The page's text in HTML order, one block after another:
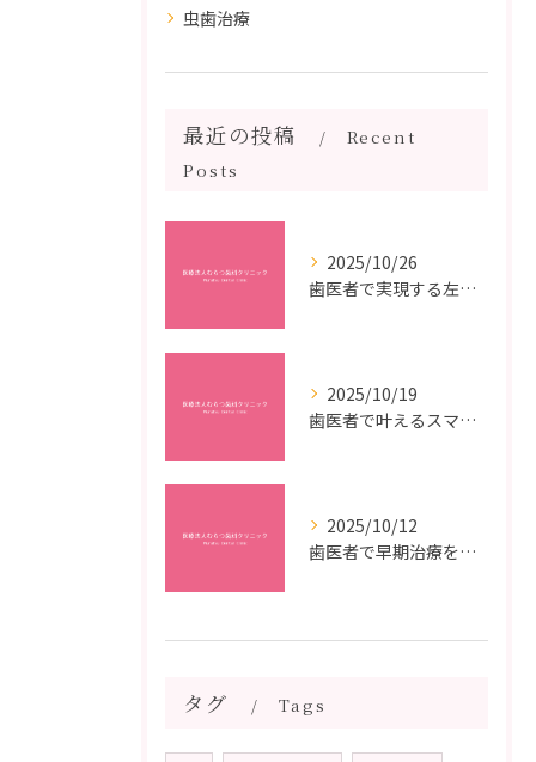
虫歯治療
最近の投稿
Recent
Posts
2025/10/26
歯医者で実現する左右対称治療のポイントと矯正治療選びの疑問解決ガイド
2025/10/19
歯医者で叶えるスマイルメイクオーバーなら福岡県福岡市博多区博多駅前の最新矯正治療解説
2025/10/12
歯医者で早期治療を受けるメリットと虫歯悪化を防ぐ最短ステップ
タグ Tags